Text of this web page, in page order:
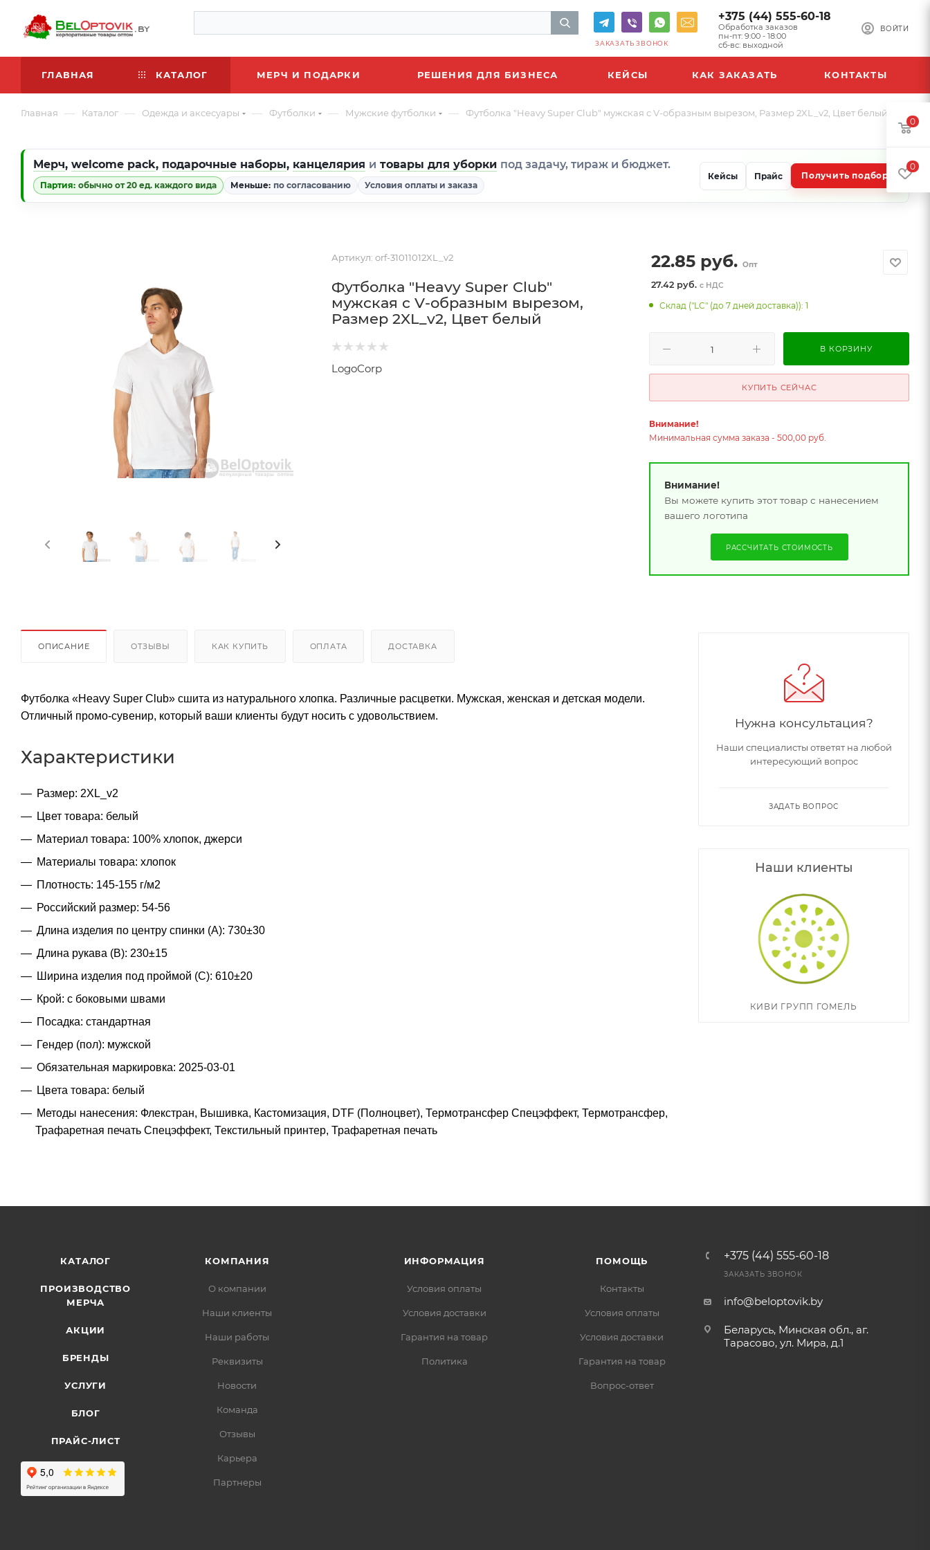
ВОЙТИ
+375 (44) 555-60-18
Обработка заказов
пн-пт: 9:00 - 18:00
сб-вс: выходной
ЗАКАЗАТЬ ЗВОНОК
ГЛАВНАЯ КАТАЛОГ МЕРЧ И ПОДАРКИ РЕШЕНИЯ ДЛЯ БИЗНЕСА КЕЙСЫ КАК ЗАКАЗАТЬ КОНТАКТЫ
Главная — Каталог — Одежда и аксесуары — Футболки — Мужские футболки — Футболка "Heavy Super Club" мужская с V-образным вырезом, Размер 2XL_v2, Цвет белый
Мерч, welcome pack, подарочные наборы, канцелярия и товары для уборки под задачу, тираж и бюджет.
Партия: обычно от 20 ед. каждого вида Меньше: по согласованию Условия оплаты и заказа
Кейсы Прайс Получить подбор
Артикул: orf-31011012XL_v2
Футболка "Heavy Super Club"
мужская с V-образным вырезом,
Размер 2XL_v2, Цвет белый
LogoCorp
22.85 руб. Опт
27.42 руб.с НДС
Склад ("LC" (до 7 дней доставка)): 1
В КОРЗИНУ
КУПИТЬ СЕЙЧАС
Внимание!
Минимальная сумма заказа - 500,00 руб.
Внимание!
Вы можете купить этот товар с нанесением
вашего логотипа
РАССЧИТАТЬ СТОИМОСТЬ
ОПИСАНИЕ ОТЗЫВЫ КАК КУПИТЬ ОПЛАТА ДОСТАВКА
Футболка «Heavy Super Club» сшита из натурального хлопка. Различные расцветки. Мужская, женская и детская модели.
Отличный промо-сувенир, который ваши клиенты будут носить с удовольствием.
Характеристики
Размер: 2XL_v2
Цвет товара: белый
Материал товара: 100% хлопок, джерси
Материалы товара: хлопок
Плотность: 145-155 г/м2
Российский размер: 54-56
Длина изделия по центру спинки (A): 730±30
Длина рукава (B): 230±15
Ширина изделия под проймой (С): 610±20
Крой: с боковыми швами
Посадка: стандартная
Гендер (пол): мужской
Обязательная маркировка: 2025-03-01
Цвета товара: белый
Методы нанесения: Флекстран, Вышивка, Кастомизация, DTF (Полноцвет), Термотрансфер Спецэффект, Термотрансфер,
Трафаретная печать Спецэффект, Текстильный принтер, Трафаретная печать
Нужна консультация?
Наши специалисты ответят на любой
интересующий вопрос
ЗАДАТЬ ВОПРОС
Наши клиенты
КИВИ ГРУПП ГОМЕЛЬ
КАТАЛОГ
ПРОИЗВОДСТВО
МЕРЧА
АКЦИИ
БРЕНДЫ
УСЛУГИ
БЛОГ
ПРАЙС-ЛИСТ
КОМПАНИЯ
О компании
Наши клиенты
Наши работы
Реквизиты
Новости
Команда
Отзывы
Карьера
Партнеры
ИНФОРМАЦИЯ
Условия оплаты
Условия доставки
Гарантия на товар
Политика
ПОМОЩЬ
Контакты
Условия оплаты
Условия доставки
Гарантия на товар
Вопрос-ответ
+375 (44) 555-60-18
ЗАКАЗАТЬ ЗВОНОК
info@beloptovik.by
Беларусь, Минская обл., аг.
Тарасово, ул. Мира, д.1
0
0